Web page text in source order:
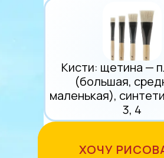
Кисти: щетина —
(большая,
маленькая),
3, 4
ХОЧУ